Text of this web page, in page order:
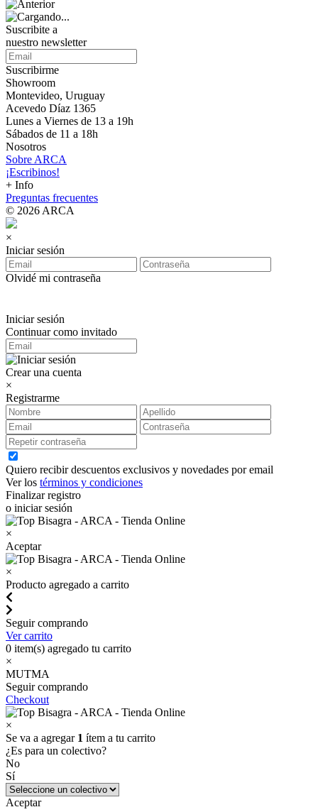
Suscribite a
nuestro newsletter
Suscribirme
Showroom
Montevideo, Uruguay
Acevedo Díaz 1365
Lunes a Viernes de 13 a 19h
Sábados de 11 a 18h
Nosotros
Sobre ARCA
¡Escribinos!
+ Info
Preguntas frecuentes
© 2026 ARCA
×
Iniciar sesión
Olvidé mi contraseña
Iniciar sesión
Continuar como invitado
Crear una cuenta
×
Registrarme
Quiero recibir descuentos exclusivos y novedades por email
Ver los términos y condiciones
Finalizar registro
o iniciar sesión
×
Aceptar
×
Producto agregado a carrito
Seguir comprando
Ver carrito
0 item(s) agregado tu carrito
×
MUTMA
Seguir comprando
Checkout
×
Se va a agregar 1 ítem a tu carrito
¿Es para un colectivo?
No
Sí
Aceptar